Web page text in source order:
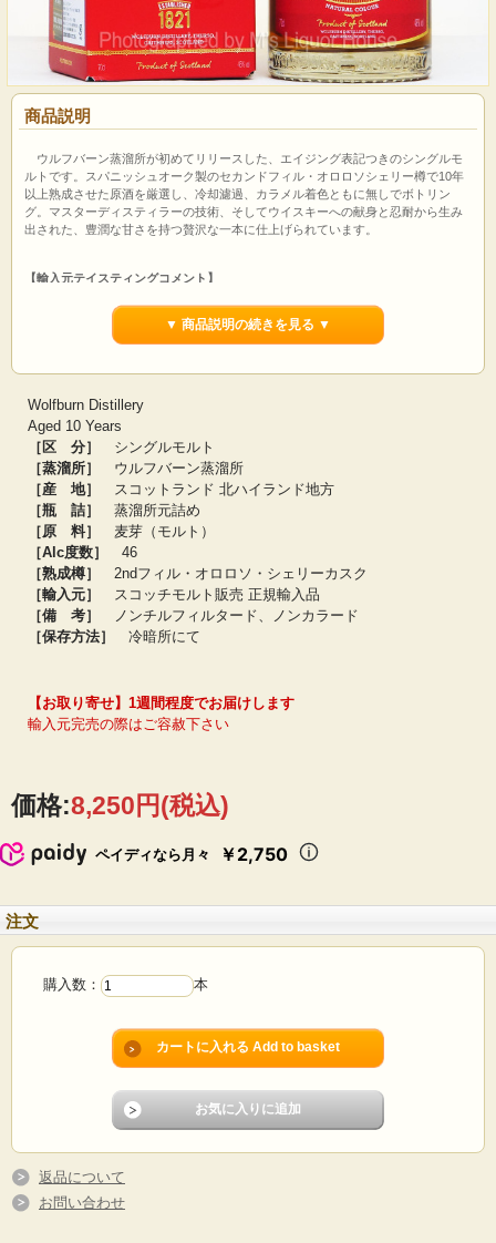
商品説明
ウルフバーン蒸溜所が初めてリリースした、エイジング表記つきのシングルモ
ルトです。スパニッシュオーク製のセカンドフィル・オロロソシェリー樽で10年
以上熟成させた原酒を厳選し、冷却濾過、カラメル着色ともに無しでボトリン
グ。マスターディスティラーの技術、そしてウイスキーへの献身と忍耐から生み
出された、豊潤な甘さを持つ贅沢な一本に仕上げられています。
【輸入元テイスティングコメント】
チョコレートとダークフルーツの豊潤で深い味わい。キャラメルとバニラが
倍音を響かせ、ナツメグとオークの穏やかな香りを伴う
スコットランド本島北端の街サーソーにかつて存在したウルフバーン蒸溜所。
1821年に創業するも1877年には廃墟として記録されている短命に終わったその名
を受け継いで、2013年に生産を開始したのが現ウルフバーン蒸溜所。スコットラ
ンド本土では最北に位置する蒸溜所です。
手作業にこだわり、5,500Lと3,600Lのポットスチル1セットを使ってノンピート
原酒と少量の10ppmライトピーテッド原酒を蒸溜しています。
▼ 商品説明の続きを見る ▼
Wolfburn Distillery
Aged 10 Years
［区 分］ シングルモルト
［蒸溜所］ ウルフバーン蒸溜所
［産 地］ スコットランド 北ハイランド地方
［瓶 詰］ 蒸溜所元詰め
［原 料］ 麦芽（モルト）
［Alc度数］ 46
［熟成樽］ 2ndフィル・オロロソ・シェリーカスク
［輸入元］ スコッチモルト販売 正規輸入品
［備 考］
ノンチルフィルタード、ノンカラード
［保存方法］ 冷暗所にて
【お取り寄せ】1週間程度でお届けします
輸入元完売の際はご容赦下さい
価格:8,250円(税込)
ペイディなら月々 ￥2,750
注文
購入数： 本
返品について
お問い合わせ